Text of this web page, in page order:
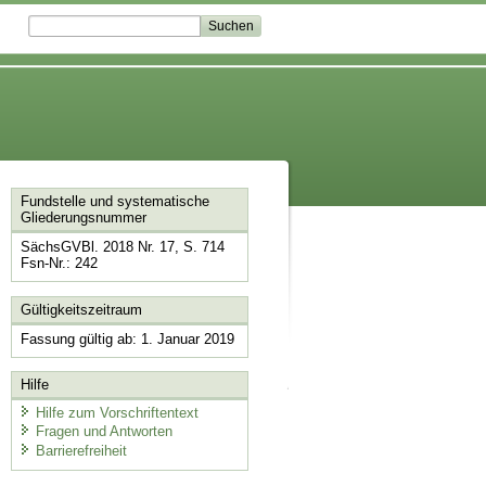
Fundstelle und systematische
Gliederungsnummer
SächsGVBl. 2018 Nr. 17, S. 714
Fsn-Nr.: 242
Gültigkeitszeitraum
Fassung gültig ab: 1. Januar 2019
Hilfe
Hilfe zum Vorschriftentext
Fragen und Antworten
Barrierefreiheit